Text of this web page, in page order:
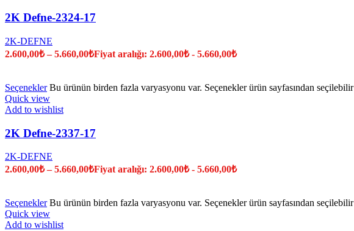
2K Defne-2324-17
2K-DEFNE
2.600,00₺ –5.660,00₺Fiyat aralığı: 2.600,00₺ - 5.660,00₺
Seçenekler Bu ürünün birden fazla varyasyonu var. Seçenekler ürün sayfasından seçilebilir
Quick view
Add to wishlist
2K Defne-2337-17
2K-DEFNE
2.600,00₺ –5.660,00₺Fiyat aralığı: 2.600,00₺ - 5.660,00₺
Seçenekler Bu ürünün birden fazla varyasyonu var. Seçenekler ürün sayfasından seçilebilir
Quick view
Add to wishlist